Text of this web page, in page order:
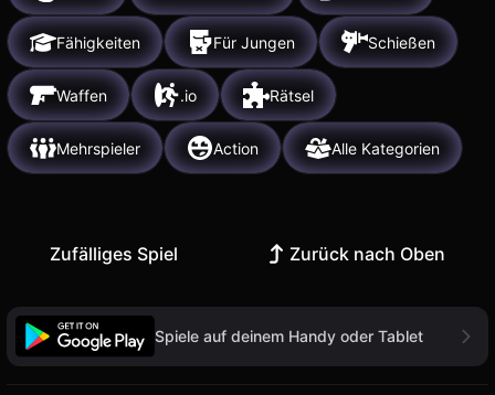
Fähigkeiten Für Jungen Schießen
Waffen .io Rätsel
Mehrspieler Action Alle Kategorien
Zufälliges Spiel Zurück nach Oben
Spiele auf deinem Handy oder Tablet